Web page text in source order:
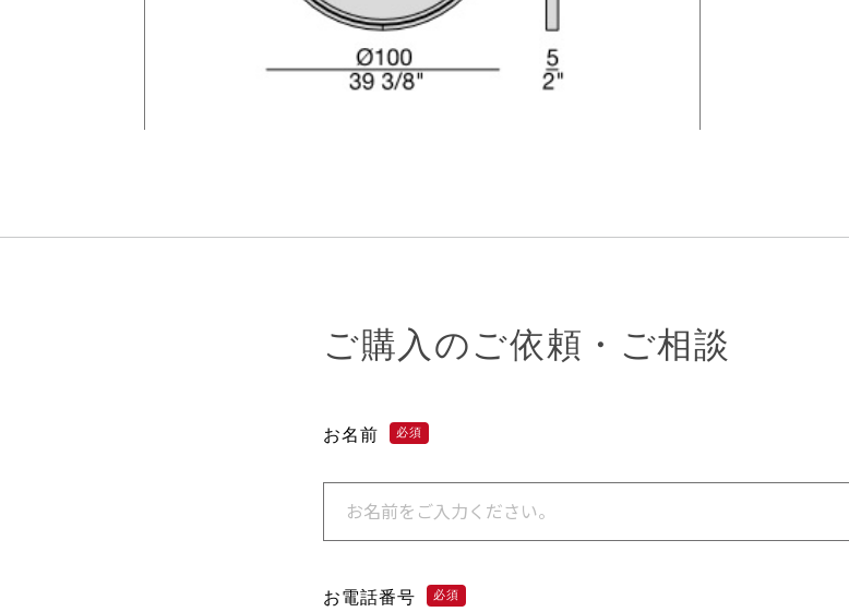
ご購入のご依頼・ご相談
お名前 必須
お電話番号 必須